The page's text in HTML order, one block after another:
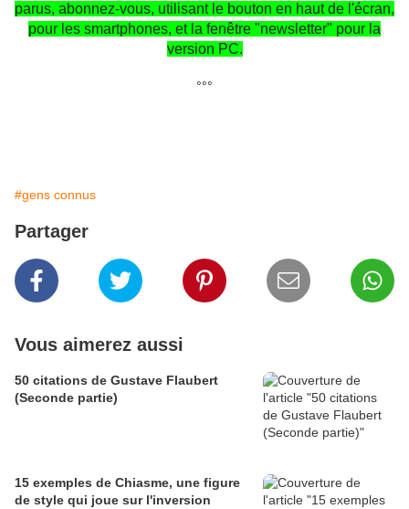
parus, abonnez-vous, utilisant le bouton en haut de l'écran,
pour les smartphones, et la fenêtre "newsletter" pour la
version PC.
°°°
#gens connus
Partager
Vous aimerez aussi
50 citations de Gustave Flaubert
(Seconde partie)
15 exemples de Chiasme, une figure
de style qui joue sur l'inversion